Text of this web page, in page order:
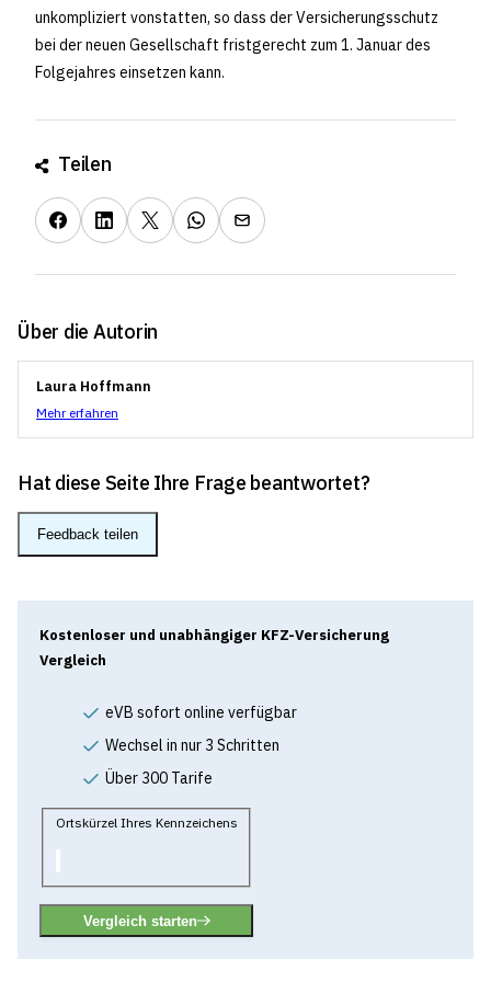
unkompliziert vonstatten, so dass der Versicherungsschutz
bei der neuen Gesellschaft fristgerecht zum 1. Januar des
Folgejahres einsetzen kann.
Teilen
Über die Autorin
Laura Hoffmann
Mehr erfahren
Hat diese Seite Ihre Frage beantwortet?
Feedback teilen
Kostenloser und unabhängiger KFZ-Versicherung
Vergleich
eVB sofort online verfügbar
Wechsel in nur 3 Schritten
Über 300 Tarife
Ortskürzel Ihres Kennzeichens
Vergleich starten